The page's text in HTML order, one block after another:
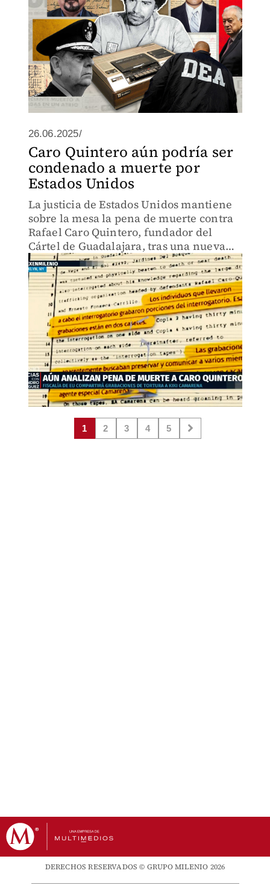
26.06.2025/
Caro Quintero aún podría ser
condenado a muerte por
Estados Unidos
La justicia de Estados Unidos mantiene
sobre la mesa la pena de muerte contra
Rafael Caro Quintero, fundador del
Cártel de Guadalajara, tras una nueva
audiencia que definirá su futuro legal
tras su extradición pendiente desde
México.
1 2 3 4 5
DERECHOS RESERVADOS © GRUPO MILENIO 2026